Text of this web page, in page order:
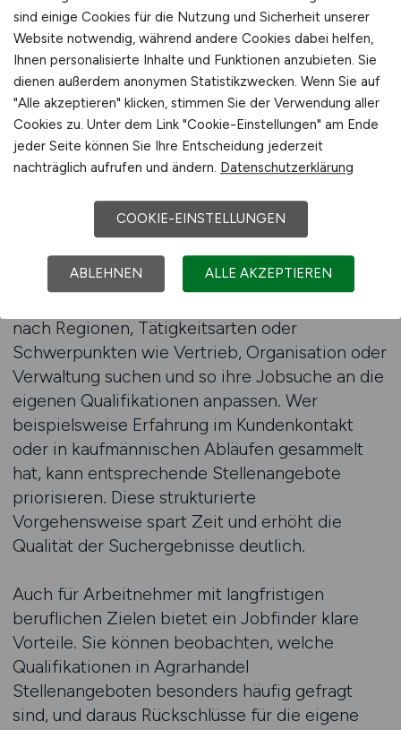
spezialisierter Jobfinder unterstützt
Arbeitnehmer dabei, diese Vielfalt zu ordnen
und gezielt nach passenden Positionen zu
suchen. Anstatt zahlreiche Anzeigen manuell zu
durchsuchen, können Jobsuchende ihre Suche
systematisch eingrenzen und relevante
Angebote schneller identifizieren. Gerade in
ist diese Effizienz ein entscheidender Vorteil.
Ein Jobfinder für den Agrarhandel ermöglicht
es, individuelle Suchkriterien zu
nach Regionen, Tätigkeitsarten oder
Schwerpunkten wie Vertrieb, Organisation oder
Verwaltung suchen und so ihre Jobsuche an die
eigenen Qualifikationen anpassen. Wer
beispielsweise Erfahrung im Kundenkontakt
oder in kaufmännischen Abläufen gesammelt
hat, kann entsprechende Stellenangebote
priorisieren. Diese strukturierte
Vorgehensweise spart Zeit und erhöht die
Qualität der Suchergebnisse deutlich.
Auch für Arbeitnehmer mit langfristigen
beruflichen Zielen bietet ein Jobfinder klare
Vorteile. Sie können beobachten, welche
Qualifikationen in Agrarhandel
Stellenangeboten besonders häufig gefragt
sind, und daraus Rückschlüsse für die eigene
sind einige Cookies für die Nutzung und Sicherheit unserer
Website notwendig, während andere Cookies dabei helfen,
Ihnen personalisierte Inhalte und Funktionen anzubieten. Sie
dienen außerdem anonymen Statistikzwecken. Wenn Sie auf
"Alle akzeptieren" klicken, stimmen Sie der Verwendung aller
Cookies zu. Unter dem Link "Cookie-Einstellungen" am Ende
jeder Seite können Sie Ihre Entscheidung jederzeit
nachträglich aufrufen und ändern. Datenschutzerklärung
COOKIE-EINSTELLUNGEN
ABLEHNEN ALLE AKZEPTIEREN